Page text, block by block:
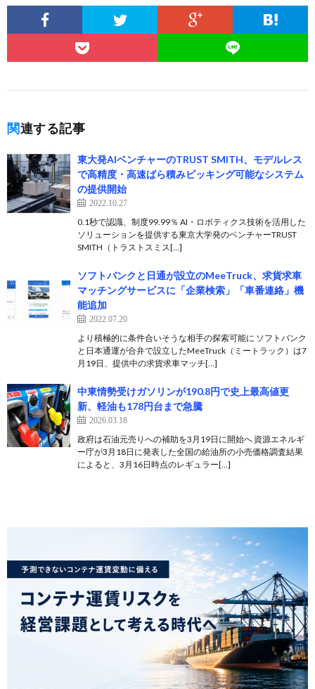
関連する記事
東大発AIベンチャーのTRUST SMITH、モデルレス
で高精度・高速ばら積みピッキング可能なシステム
の提供開始
2022.10.27
0.1秒で認識、制度99.99％ AI・ロボティクス技術を活用した
ソリューションを提供する東京大学発のベンチャーTRUST
SMITH（トラストスミス[…]
ソフトバンクと日通が設立のMeeTruck、求貨求車
マッチングサービスに「企業検索」「車番連絡」機
能追加
2022.07.20
より積極的に条件合いそうな相手の探索可能に ソフトバンク
と日本通運が合弁で設立したMeeTruck（ミートラック）は7
月19日、提供中の求貨求車マッチ[…]
中東情勢受けガソリンが190.8円で史上最高値更
新、軽油も178円台まで急騰
2026.03.18
政府は石油元売りへの補助を3月19日に開始へ 資源エネルギ
ー庁が3月18日に発表した全国の給油所の小売価格調査結果
によると、3月16日時点のレギュラー[…]